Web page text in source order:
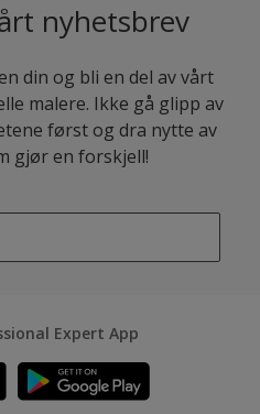
nyhetsbrev
din og bli en del av vårt
malere. Ikke gå glipp av
først og dra nytte av
gjør en forskjell!
Expert App